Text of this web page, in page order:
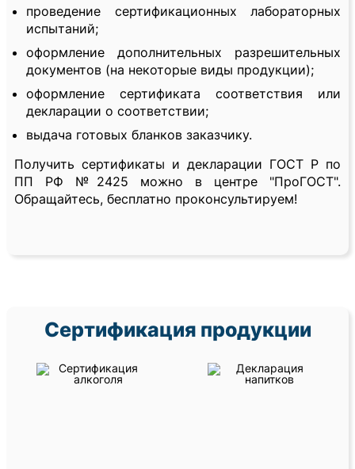
проведение сертификационных лабораторных
испытаний;
оформление дополнительных разрешительных
документов (на некоторые виды продукции);
оформление сертификата соответствия или
декларации о соответствии;
выдача готовых бланков заказчику.
Получить сертификаты и декларации ГОСТ Р по
ПП РФ №2425 можно в центре "ПроГОСТ".
Обращайтесь, бесплатно проконсультируем!
Сертификация продукции